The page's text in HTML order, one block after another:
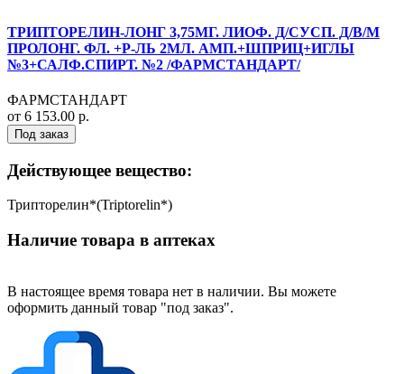
ТРИПТОРЕЛИН-ЛОНГ 3,75МГ. ЛИОФ. Д/СУСП. Д/В/М
ПРОЛОНГ. ФЛ. +Р-ЛЬ 2МЛ. АМП.+ШПРИЦ+ИГЛЫ
№3+САЛФ.СПИРТ. №2 /ФАРМСТАНДАРТ/
ФАРМСТАНДАРТ
от 6 153.00 р.
Под заказ
Действующее вещество:
Трипторелин*(Triptorelin*)
Наличие товара в аптеках
В настоящее время товара нет в наличии. Вы можете
оформить данный товар "под заказ".